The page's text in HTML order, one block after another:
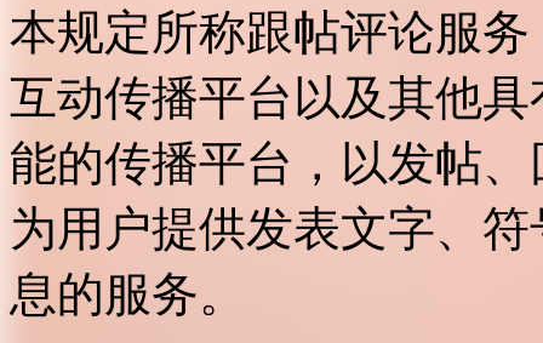
本规定所称跟帖评论服
互动传播平台以及其他
能的传播平台，以发帖
为用户提供发表文字、
息的服务。